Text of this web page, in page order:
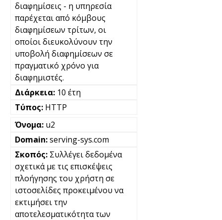
διαφημίσεις - η υπηρεσία
παρέχεται από κόμβους
διαφημίσεων τρίτων, οι
οποίοι διευκολύνουν την
υποβολή διαφημίσεων σε
πραγματικό χρόνο για
διαφημιστές.
10 έτη
HTTP
u2
serving-sys.com
Συλλέγει δεδομένα
σχετικά με τις επισκέψεις
πλοήγησης του χρήστη σε
ιστοσελίδες προκειμένου να
εκτιμήσει την
αποτελεσματικότητα των